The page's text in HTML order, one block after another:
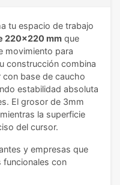
tu espacio de trabajo
220x220 mm que
movimiento para
construcción combina
base de caucho
estabilidad absoluta
El grosor de 3mm
la superficie
del cursor.
y empresas que
funcionales con